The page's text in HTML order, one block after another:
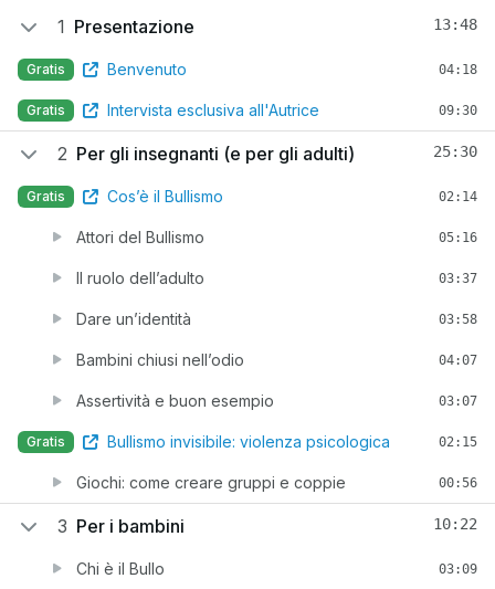
1 Presentazione 13:48
Gratis Benvenuto 04:18
Gratis Intervista esclusiva all'Autrice 09:30
2 Per gli insegnanti (e per gli adulti) 25:30
Gratis Cos’è il Bullismo 02:14
Attori del Bullismo 05:16
Il ruolo dell’adulto 03:37
Dare un’identità 03:58
Bambini chiusi nell’odio 04:07
Assertività e buon esempio 03:07
Gratis Bullismo invisibile: violenza psicologica 02:15
Giochi: come creare gruppi e coppie 00:56
3 Per i bambini 10:22
Chi è il Bullo 03:09